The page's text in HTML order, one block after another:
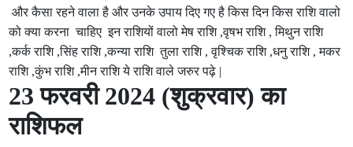
और कैसा रहने वाला है और उनके उपाय दिए गए है किस दिन किस राशि वालो
को क्या करना चाहिए इन राशियों वालो मेष राशि ,वृषभ राशि , मिथुन राशि
,कर्क राशि ,सिंह राशि ,कन्या राशि तुला राशि , वृश्चिक राशि ,धनु राशि , मकर
राशि ,कुंभ राशि ,मीन राशि ये राशि वाले जरुर पढ़े |
23 फरवरी 2024 (शुक्रवार) का
राशिफल